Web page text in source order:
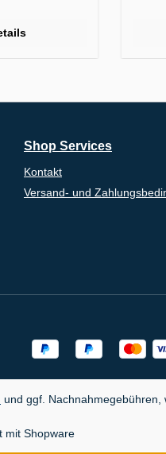
Shop Services
Kontakt
Versand- und
und ggf. Nachnahmegebühren,
mit Shopware